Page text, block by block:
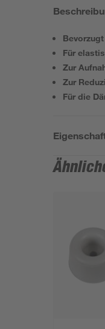
Für
Zur
Zur
Für die